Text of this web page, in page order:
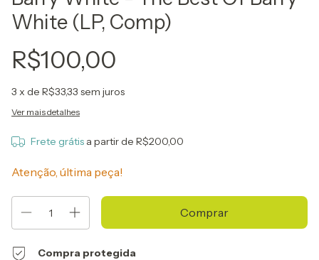
White (LP, Comp)
R$100,00
3 x de R$33,33 sem juros
Ver mais detalhes
Frete grátis a partir de R$200,00
Atenção, última peça!
Compra protegida